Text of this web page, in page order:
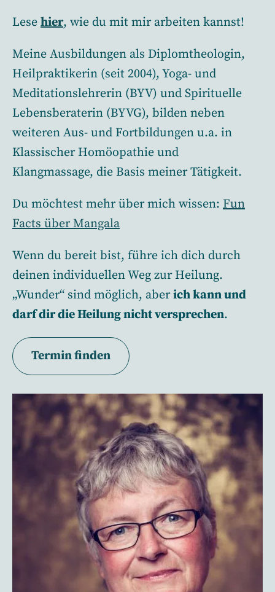
Lese hier, wie du mit mir arbeiten kannst!
Meine Ausbildungen als Diplomtheologin,
Heilpraktikerin (seit 2004), Yoga- und
Meditationslehrerin (BYV) und Spirituelle
Lebensberaterin (BYVG), bilden neben
weiteren Aus- und Fortbildungen u.a. in
Klassischer Homöopathie und
Klangmassage, die Basis meiner Tätigkeit.
Du möchtest mehr über mich wissen: Fun
Facts über Mangala
Wenn du bereit bist, führe ich dich durch
deinen individuellen Weg zur Heilung.
„Wunder“ sind möglich, aberich kann und
darf dir die Heilung nicht versprechen.
Termin finden